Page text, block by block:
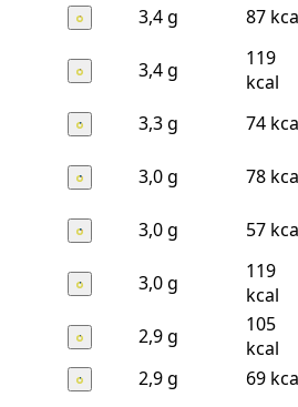
3,4 g 87
3,4 g
119
kcal
3,3 g 74
3,0 g 78
3,0 g 57
3,0 g
119
kcal
2,9 g
105
kcal
2,9 g
69